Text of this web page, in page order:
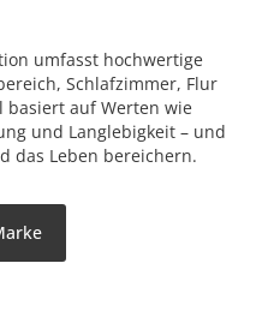
umfasst hochwertige
Schlafzimmer, Flur
basiert auf Werten wie
und Langlebigkeit – und
das Leben bereichern.